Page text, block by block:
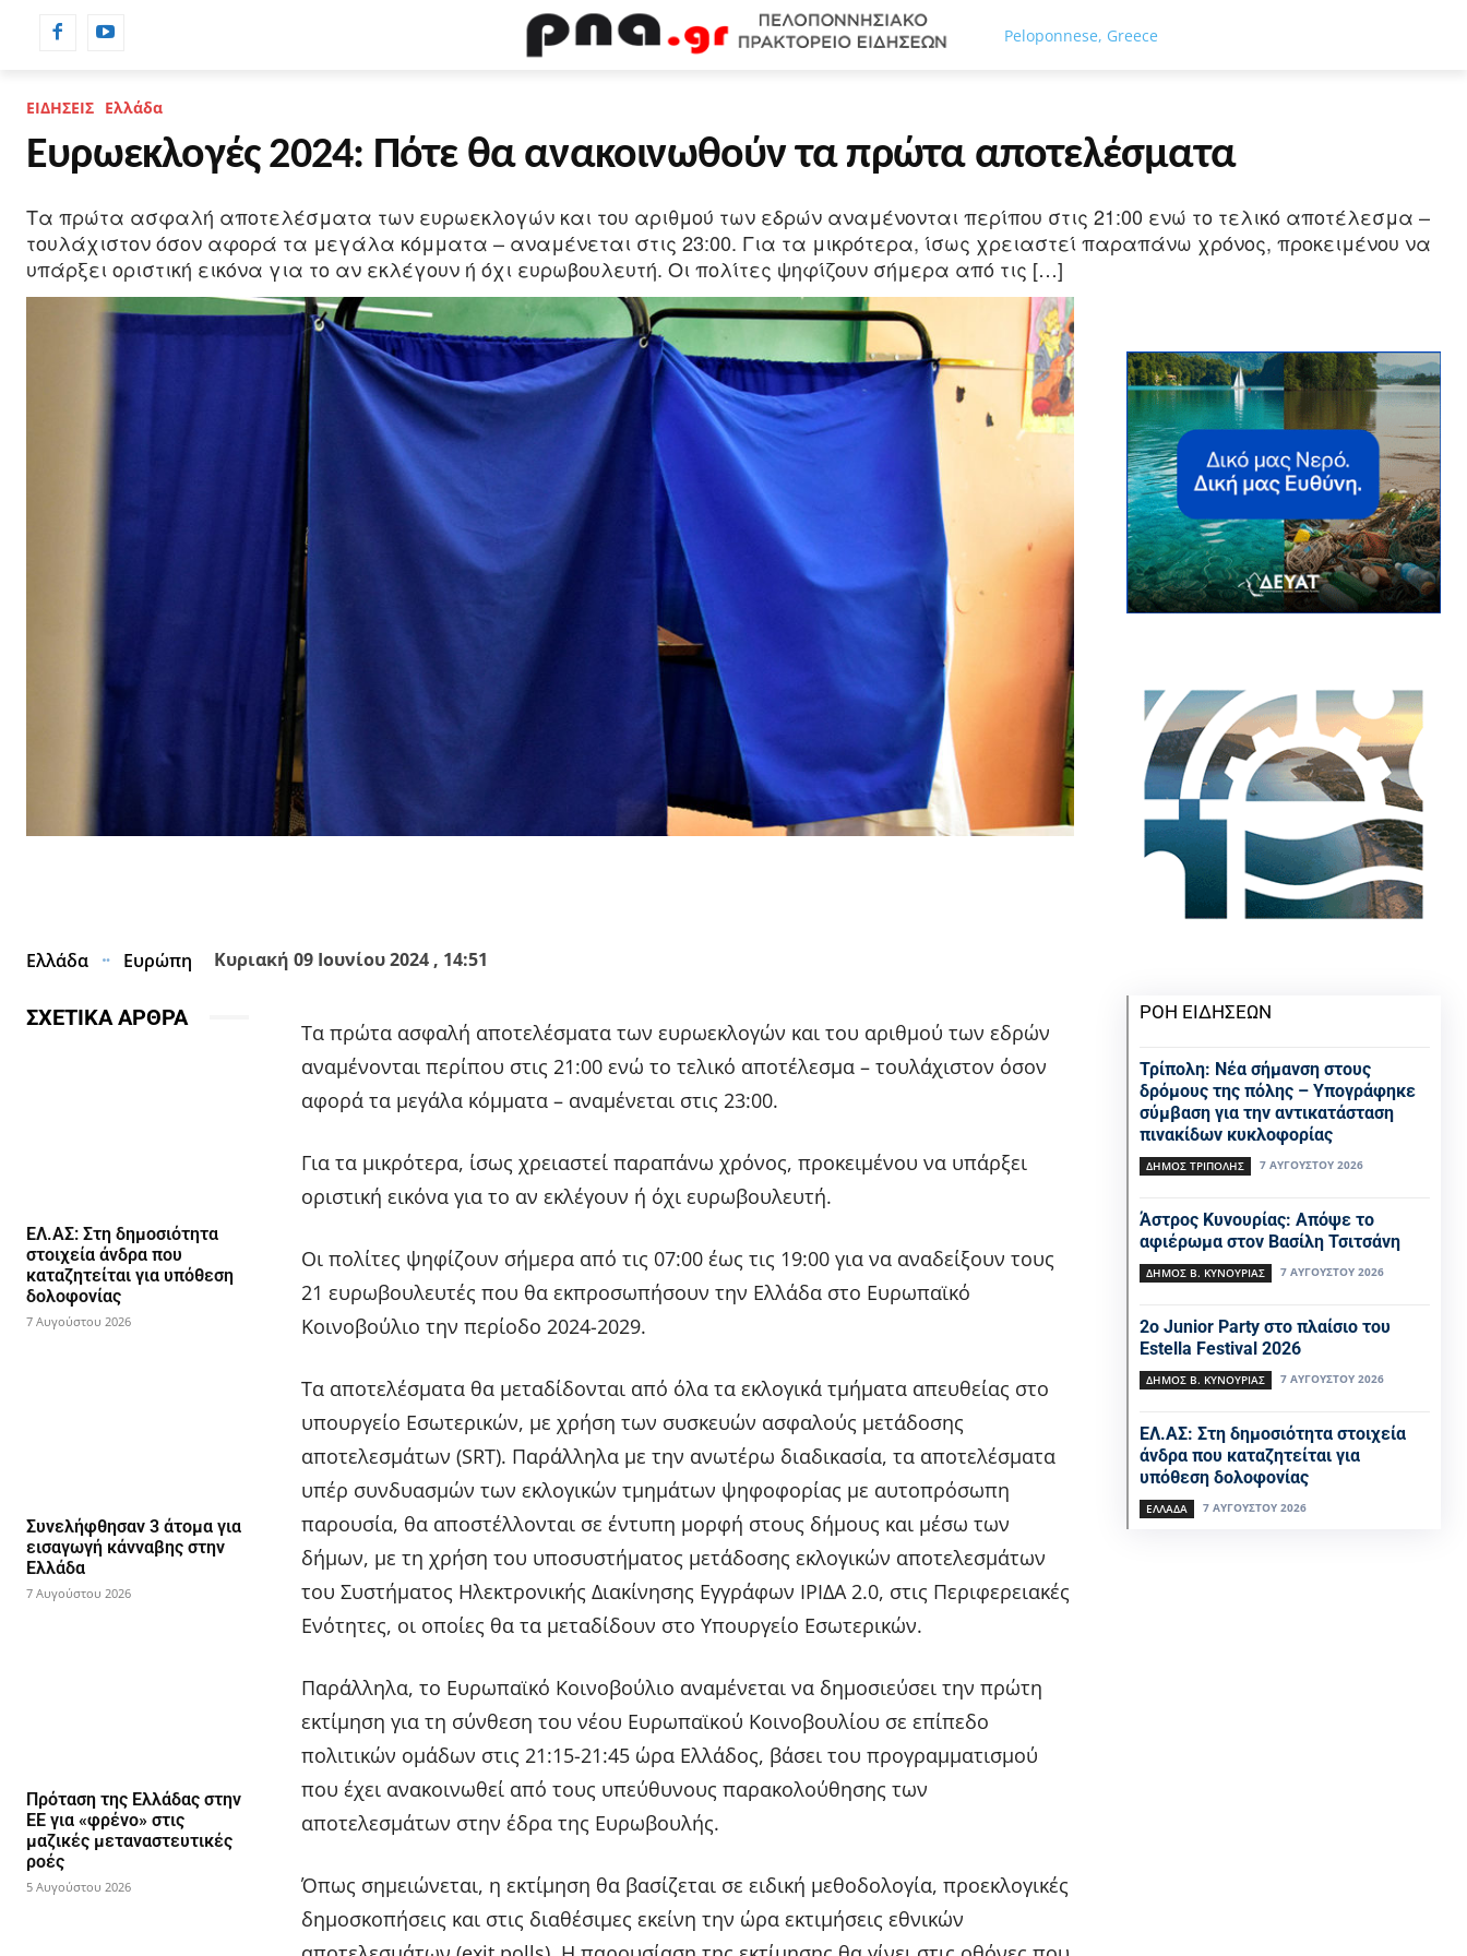
WEB TV ΟΙΚΟΝΟΜΙΑ ΠΟΛΙΤΙΣΜΟΣ ΚΟΙΝΩΝΙΑ ΤΟΥΡΙΣΜΟΣ
Peloponnese, Greece
ΕΙΔΗΣΕΙΣ Ελλάδα
Ευρωεκλογές 2024: Πότε θα ανακοινωθούν τα πρώτα αποτελέσματα
Τα πρώτα ασφαλή αποτελέσματα των ευρωεκλογών και του αριθμού των εδρών αναμένονται περίπου στις 21:00 ενώ το τελικό αποτέλεσμα –
τουλάχιστον όσον αφορά τα μεγάλα κόμματα – αναμένεται στις 23:00. Για τα μικρότερα, ίσως χρειαστεί παραπάνω χρόνος, προκειμένου να
υπάρξει οριστική εικόνα για το αν εκλέγουν ή όχι ευρωβουλευτή. Οι πολίτες ψηφίζουν σήμερα από τις […]
Ελλάδα Ευρώπη Κυριακή 09 Ιουνίου 2024 , 14:51
ΣΧΕΤΙΚΑ ΑΡΘΡΑ
ΕΛ.ΑΣ: Στη δημοσιότητα
στοιχεία άνδρα που
καταζητείται για υπόθεση
δολοφονίας
7 Αυγούστου 2026
Συνελήφθησαν 3 άτομα για
εισαγωγή κάνναβης στην
Ελλάδα
7 Αυγούστου 2026
Πρόταση της Ελλάδας στην
ΕΕ για «φρένο» στις
μαζικές μεταναστευτικές
ροές
5 Αυγούστου 2026
Τα πρώτα ασφαλή αποτελέσματα των ευρωεκλογών και του αριθμού των εδρών
αναμένονται περίπου στις 21:00 ενώ το τελικό αποτέλεσμα – τουλάχιστον όσον
αφορά τα μεγάλα κόμματα – αναμένεται στις 23:00.
Για τα μικρότερα, ίσως χρειαστεί παραπάνω χρόνος, προκειμένου να υπάρξει
οριστική εικόνα για το αν εκλέγουν ή όχι ευρωβουλευτή.
Οι πολίτες ψηφίζουν σήμερα από τις 07:00 έως τις 19:00 για να αναδείξουν τους
21 ευρωβουλευτές που θα εκπροσωπήσουν την Ελλάδα στο Ευρωπαϊκό
Κοινοβούλιο την περίοδο 2024-2029.
Τα αποτελέσματα θα μεταδίδονται από όλα τα εκλογικά τμήματα απευθείας στο
υπουργείο Εσωτερικών, με χρήση των συσκευών ασφαλούς μετάδοσης
αποτελεσμάτων (SRT). Παράλληλα με την ανωτέρω διαδικασία, τα αποτελέσματα
υπέρ συνδυασμών των εκλογικών τμημάτων ψηφοφορίας με αυτοπρόσωπη
παρουσία, θα αποστέλλονται σε έντυπη μορφή στους δήμους και μέσω των
δήμων, με τη χρήση του υποσυστήματος μετάδοσης εκλογικών αποτελεσμάτων
του Συστήματος Ηλεκτρονικής Διακίνησης Εγγράφων ΙΡΙΔΑ 2.0, στις Περιφερειακές
Ενότητες, οι οποίες θα τα μεταδίδουν στο Υπουργείο Εσωτερικών.
Παράλληλα, το Ευρωπαϊκό Κοινοβούλιο αναμένεται να δημοσιεύσει την πρώτη
εκτίμηση για τη σύνθεση του νέου Ευρωπαϊκού Κοινοβουλίου σε επίπεδο
πολιτικών ομάδων στις 21:15-21:45 ώρα Ελλάδος, βάσει του προγραμματισμού
που έχει ανακοινωθεί από τους υπεύθυνους παρακολούθησης των
αποτελεσμάτων στην έδρα της Ευρωβουλής.
Όπως σημειώνεται, η εκτίμηση θα βασίζεται σε ειδική μεθοδολογία, προεκλογικές
δημοσκοπήσεις και στις διαθέσιμες εκείνη την ώρα εκτιμήσεις εθνικών
ΡΟΗ ΕΙΔΗΣΕΩΝ
Τρίπολη: Νέα σήμανση στους
δρόμους της πόλης – Υπογράφηκε
σύμβαση για την αντικατάσταση
πινακίδων κυκλοφορίας
ΔΉΜΟΣ ΤΡΊΠΟΛΗΣ 7 ΑΥΓΟΎΣΤΟΥ 2026
Άστρος Κυνουρίας: Απόψε το
αφιέρωμα στον Βασίλη Τσιτσάνη
ΔΉΜΟΣ Β. ΚΥΝΟΥΡΊΑΣ 7 ΑΥΓΟΎΣΤΟΥ 2026
2ο Junior Party στο πλαίσιο του
Estella Festival 2026
ΔΉΜΟΣ Β. ΚΥΝΟΥΡΊΑΣ 7 ΑΥΓΟΎΣΤΟΥ 2026
ΕΛ.ΑΣ: Στη δημοσιότητα στοιχεία
άνδρα που καταζητείται για
υπόθεση δολοφονίας
ΕΛΛΆΔΑ 7 ΑΥΓΟΎΣΤΟΥ 2026